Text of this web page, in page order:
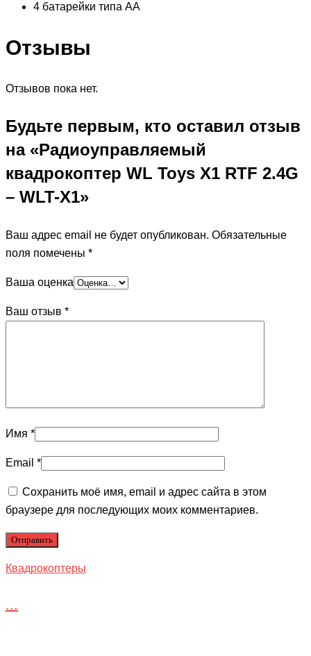
4 батарейки типа АА
Отзывы
Отзывов пока нет.
Будьте первым, кто оставил отзыв
на «Радиоуправляемый
квадрокоптер WL Toys X1 RTF 2.4G
– WLT-X1»
Ваш адрес email не будет опубликован. Обязательные
поля помечены *
Ваша оценка
Ваш отзыв *
Имя *
Email *
Сохранить моё имя, email и адрес сайта в этом
браузере для последующих моих комментариев.
Квадрокоптеры
...